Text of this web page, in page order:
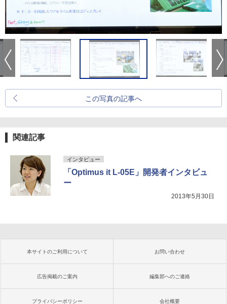
この写真の記事へ
関連記事
インタビュー
「Optimus it L-05E」開発者インタビュ
ー
2013年5月30日
本サイトのご利用について お問い合わせ
広告掲載のご案内 編集部へのご連絡
プライバシーポリシー 会社概要